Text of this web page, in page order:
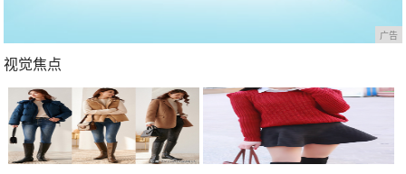
广告
视觉焦点